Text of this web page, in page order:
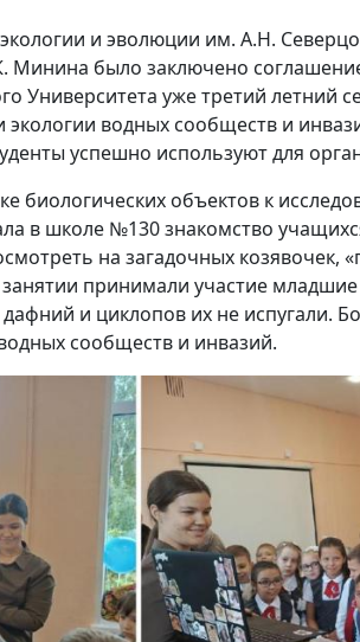
и эволюции им. А.Н.
Минина было заключено
Университета уже третий летний
водных сообществ и
успешно используют для
биологических объектов к
в школе №130 знакомство
на загадочных
принимали участие
и циклопов их не испугали.
сообществ и инвазий.